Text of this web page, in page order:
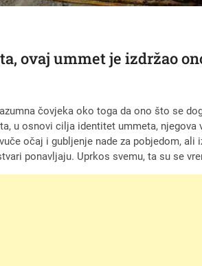
ovaj ummet je izdržao
čovjeka oko toga da ono što se
u osnovi cilja identitet ummeta,
očaj i gubljenje nade za pobjedom,
ponavljaju. Uprkos svemu, ta su se